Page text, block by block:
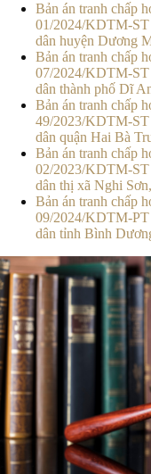
Bản án tranh chấp
01/2024/KDTM-ST
dân huyện Dương
Bản án tranh chấp
07/2024/KDTM-ST
dân thành phố Dĩ
Bản án tranh chấp
49/2023/KDTM-ST
dân quận Hai Bà
Bản án tranh chấp
02/2023/KDTM-ST
dân thị xã Nghi
Bản án tranh chấp
09/2024/KDTM-PT
dân tỉnh Bình